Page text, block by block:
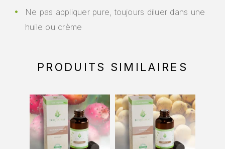
Ne pas appliquer pure, toujours diluer dans une
huile ou crème
PRODUITS SIMILAIRES